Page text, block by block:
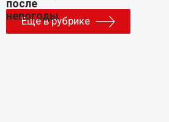
Еще в рубрике